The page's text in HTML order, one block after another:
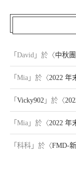
「 David 」於〈中秋
「 Mia 」於〈2022 年
「 Vicky902 」於〈
「 Mia 」於〈2022 年
「 科科 」於〈FMD-